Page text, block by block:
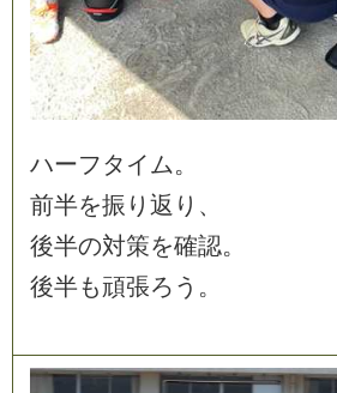
ハーフタ イ ム。
前半を振 り 返 り 、
後半の対策を確認。
後半も頑張ろ う 。